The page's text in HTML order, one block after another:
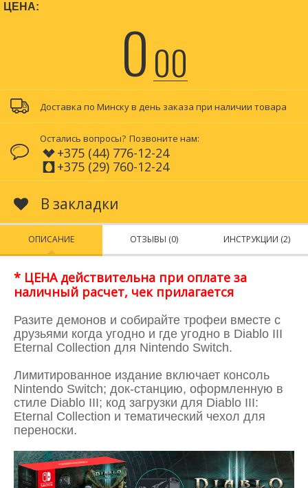
ЦЕНА:
000
Доставка по Минску в день заказа при наличии товара
Остались вопросы? Позвоните нам:
+375 (44) 776-12-24
+375 (29) 760-12-24
В закладки
ОПИСАНИЕ ОТЗЫВЫ (0) ИНСТРУКЦИИ (2)
* ЦЕНА действительна при оплате за
наличный расчет, чек прилагается
Разите демонов и собирайте трофеи вместе с
друзьями когда угодно и где угодно в Diablo III
Eternal Collection для Nintendo Switch.
Лимитированное издание включает консоль
Nintendo Switch; док-станцию, оформленную в
стиле Diablo III; код загрузки для Diablo III:
Eternal Collection и тематический чехол для
переноски.